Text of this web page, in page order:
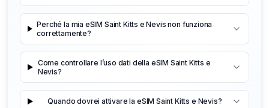
Perché la mia eSIM Saint Kitts e Nevis non funziona
correttamente?
Come controllare l’uso dati della eSIM Saint Kitts e
Nevis?
Quando dovrei attivare la eSIM Saint Kitts e Nevis?